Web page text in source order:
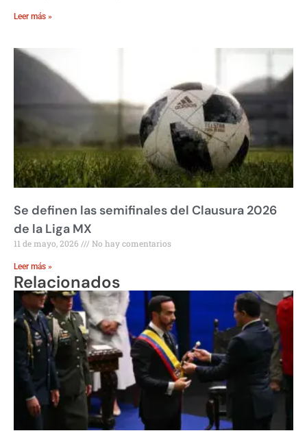
Leer más »
Se definen las semifinales del Clausura 2026
de la Liga MX
11 de mayo, 2026 No hay comentarios
Leer más »
Relacionados